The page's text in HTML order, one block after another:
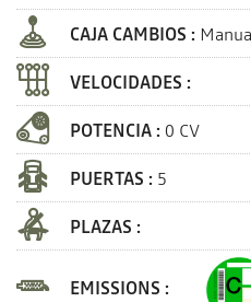
CAJA CAMBIOS :
VELOCIDADES :
POTENCIA : 0 CV
PUERTAS : 5
PLAZAS :
EMISSIONS :